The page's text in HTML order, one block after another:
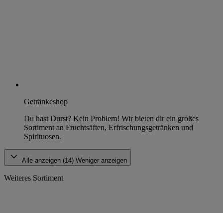
Getränkeshop
Du hast Durst? Kein Problem! Wir bieten dir ein großes
Sortiment an Fruchtsäften, Erfrischungsgetränken und
Spirituosen.
Alle anzeigen (14) Weniger anzeigen
Weiteres Sortiment